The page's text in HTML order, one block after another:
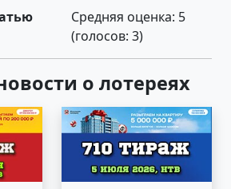
Средняя оценка: 5
(голосов: 3)
о лотереях